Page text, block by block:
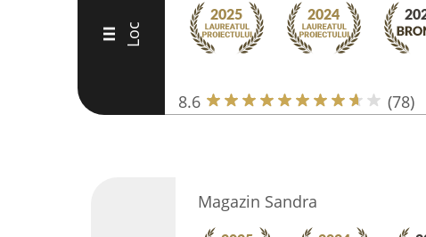
III Loc
8.6 (78)
Magazin Sandra